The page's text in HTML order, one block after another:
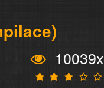
10039x